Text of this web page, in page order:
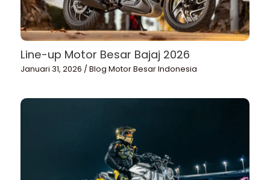
Line-up Motor Besar Bajaj 2026
Januari 31, 2026 /Blog Motor Besar Indonesia